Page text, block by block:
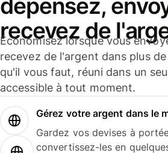
dépensez,
recevez de
Économisez lorsque vous
recevez de l'argent dans plus
qu'il vous faut, réuni dans un
accessible à tout moment.
Gérez votre argent dans le
Gardez vos devises à
convertissez-les en